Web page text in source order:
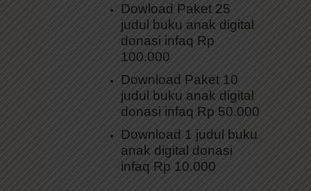
Dowload Paket 25
judul buku anak digital
donasi infaq Rp
100.000
Download Paket 10
judul buku anak digital
donasi infaq Rp 50.000
Download 1 judul buku
anak digital donasi
infaq Rp 10.000